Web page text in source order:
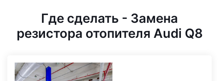
Где сделать - Замена
резистора отопителя Audi Q8